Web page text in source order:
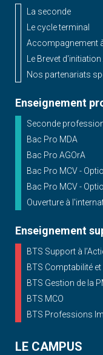
La seconde
Le cycle terminal
Accompagnement
Le Brevet
Nos partenariats
Enseignement
Seconde
Bac Pro MDA
Bac Pro AGOrA
Bac Pro MCV -
Bac Pro MCV -
Ouverture à
Enseignement
BTS Support à
BTS Comptabilité
BTS Gestion de la
BTS MCO
BTS Professions
LE CAMPUS